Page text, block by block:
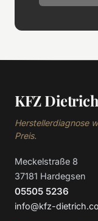
KFZ Dietrich
Herstellerdiagnose
Preis.
Meckelstraße 8
37181 Hardegsen
05505 5236
info@kfz-